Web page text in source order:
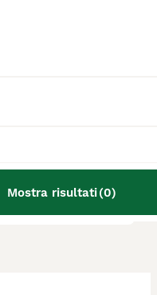
Mostra risultati(0)
a
Collie?